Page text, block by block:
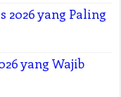
2026 yang Paling
yang Wajib